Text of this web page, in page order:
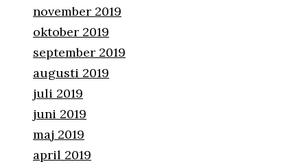
november 2019
oktober 2019
september 2019
augusti 2019
juli 2019
juni 2019
maj 2019
april 2019